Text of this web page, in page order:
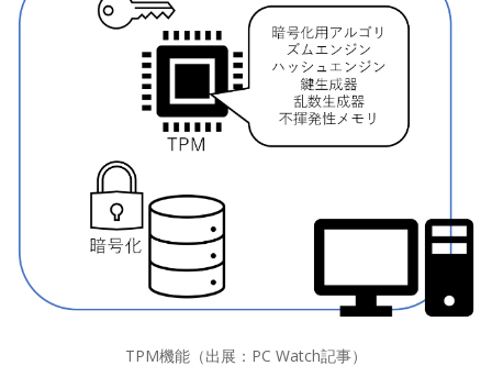
TPM機能（出展：PC Watch記事）